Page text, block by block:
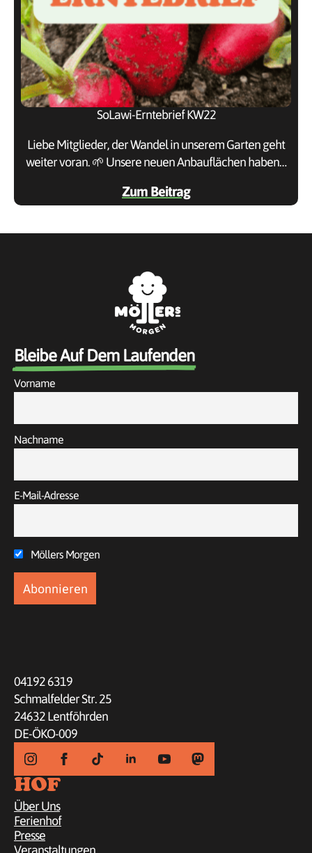
SoLawi-Erntebrief KW22
Liebe Mitglieder, der Wandel in unserem Garten geht
weiter voran. 🌱 Unsere neuen Anbauflächen haben…
Zum Beitrag
Bleibe Auf Dem Laufenden
Vorname
Nachname
E-Mail-Adresse
Möllers Morgen
04192 6319
Schmalfelder Str. 25
24632 Lentföhrden
DE-ÖKO-009
HOF
Über Uns
Ferienhof
Presse
Veranstaltungen